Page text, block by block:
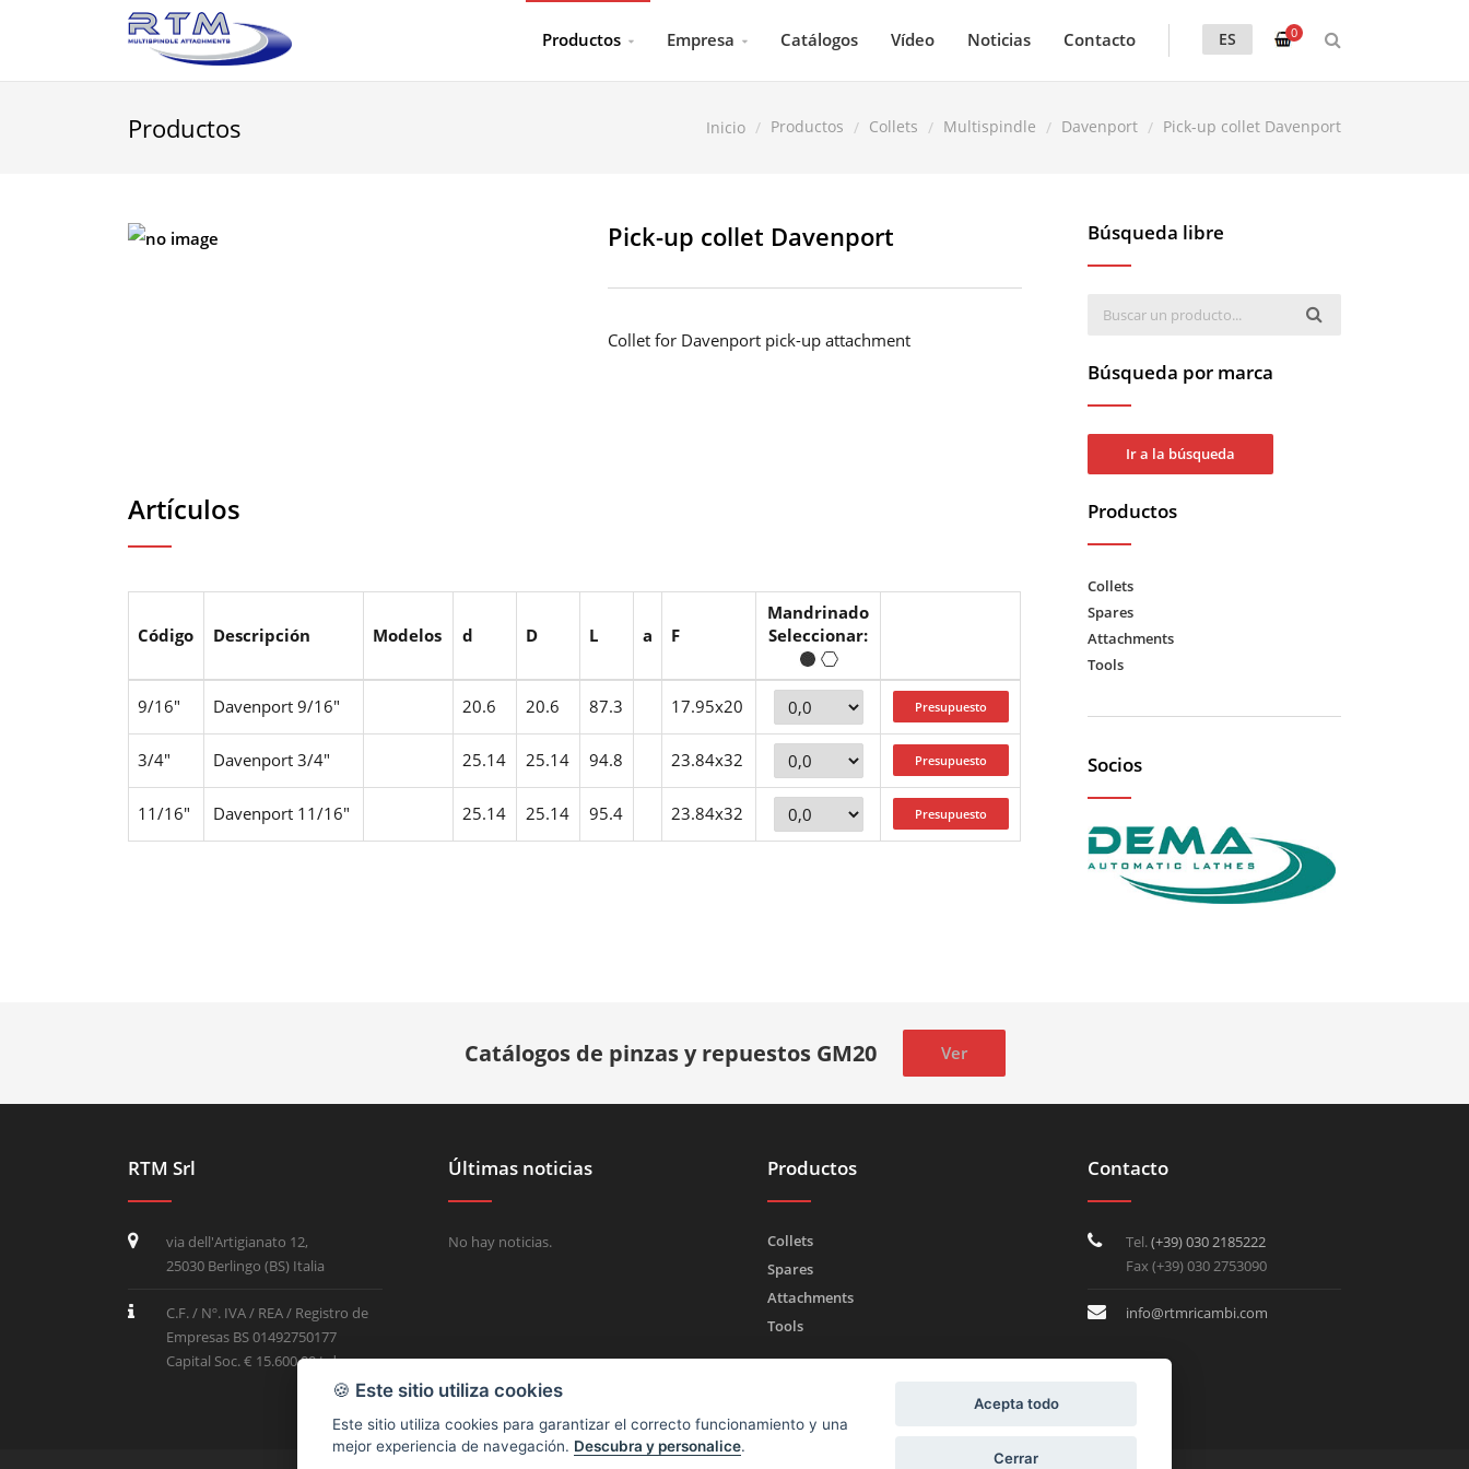
0
ES
Productos Empresa Catálogos Vídeo Noticias Contacto
Productos Inicio Productos Collets Multispindle Davenport Pick-up collet Davenport
Pick-up collet Davenport
Collet for Davenport pick-up attachment
Artículos
Código Descripción Modelos d D L a F
Mandrinado
Seleccionar:
9/16" Davenport 9/16" 20.6 20.6 87.3 17.95x20
3/4" Davenport 3/4" 25.14 25.14 94.8 23.84x32
11/16" Davenport 11/16" 25.14 25.14 95.4 23.84x32
Búsqueda libre
Búsqueda por marca
Ir a la búsqueda
Productos
Collets
Spares
Attachments
Tools
Socios
Catálogos de pinzas y repuestos GM20 Ver
RTM Srl
via dell'Artigianato 12,
25030 Berlingo (BS) Italia
C.F. / Nº. IVA / REA / Registro de
Empresas BS 01492750177
Capital Soc. € 15.600,00 t.d.
Últimas noticias
No hay noticias.
Productos
Collets
Spares
Attachments
Tools
Contacto
Tel.(+39) 030 2185222
Fax (+39) 030 2753090
info@rtmricambi.com
🍪 Este sitio utiliza cookies
Este sitio utiliza cookies para garantizar el correcto funcionamiento y una
mejor experiencia de navegación. Descubra y personalice.
Acepta todo
Cerrar